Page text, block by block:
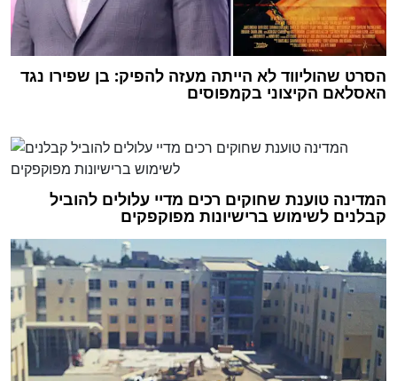
הסרט שהוליווד לא הייתה מעזה להפיק: בן שפירו נגד
האסלאם הקיצוני בקמפוסים
המדינה טוענת שחוקים רכים מדיי עלולים להוביל
קבלנים לשימוש ברישיונות מפוקפקים